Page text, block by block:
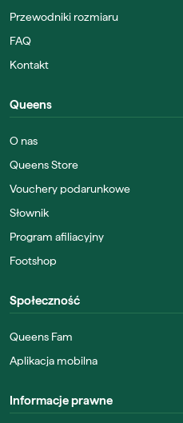
Przewodniki rozmiaru
FAQ
Kontakt
Queens
O nas
Queens Store
Vouchery podarunkowe
Słownik
Program afiliacyjny
Footshop
Społeczność
Queens Fam
Aplikacja mobilna
Informacje prawne